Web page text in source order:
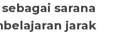
sarana
jarak